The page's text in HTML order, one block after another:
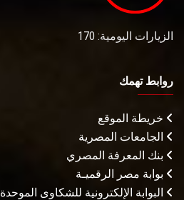
الزيارات اليومية: 170
روابط تهمك
خريطة الموقع
الجامعات المصرية
بنك المعرفة المصري
بوابة مصر الرقميـة
البوابة الإلكترونية للشكاوى الموحدة